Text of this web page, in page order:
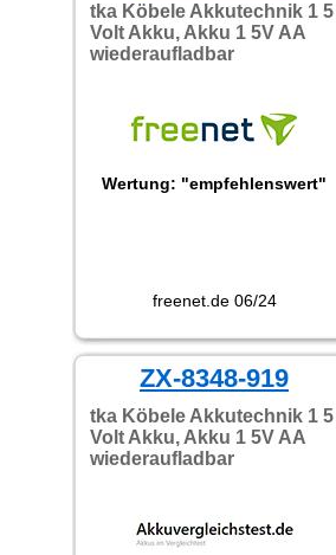
tka Köbele Akkutechnik 1 5
Volt Akku, Akku 1 5V AA
wiederaufladbar
Wertung: "empfehlenswert"
freenet.de 06/24
ZX-8348-919
tka Köbele Akkutechnik 1 5
Volt Akku, Akku 1 5V AA
wiederaufladbar